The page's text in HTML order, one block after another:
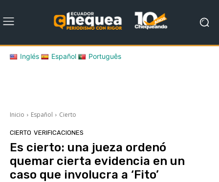
Inglés Español Português
Inicio Español Cierto
CIERTO VERIFICACIONES
Es cierto: una jueza ordenó
quemar cierta evidencia en un
caso que involucra a ‘Fito’